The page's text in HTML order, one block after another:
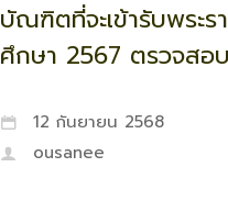
บัณฑิตที่จะเข้ารับพระ
ศึกษา 2567 ตรวจสอ
12 กันยายน 2568
ousanee